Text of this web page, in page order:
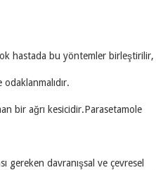
hastada bu yöntemler birleştirilir,
bir ağrı kesicidir.Parasetamole
gereken davranışsal ve çevresel